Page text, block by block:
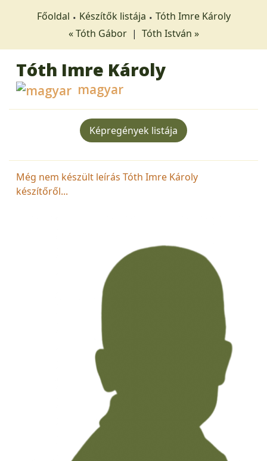
Főoldal Készítők listája
Tóth Imre Károly
« Tóth Gábor | Tóth István »
Tóth Imre Károly
magyar
Képregények listája
Még nem készült leírás Tóth Imre Károly
készítőről...